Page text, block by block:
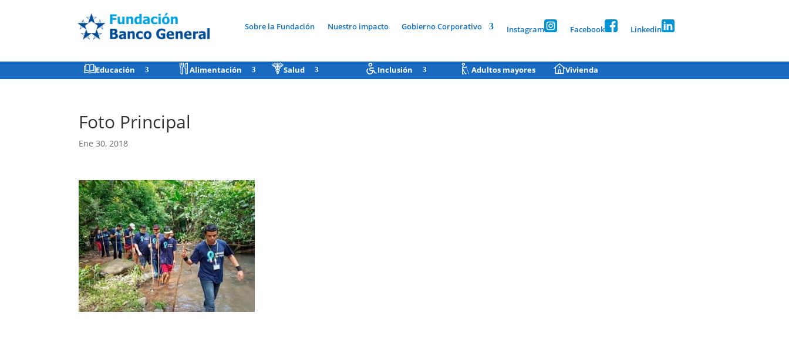
Sobre la Fundación Nuestro impacto Gobierno Corporativo Instagram Facebook Linkedin
Educación Alimentación Salud Inclusión Adultos mayores Vivienda
Foto Principal
Ene 30, 2018